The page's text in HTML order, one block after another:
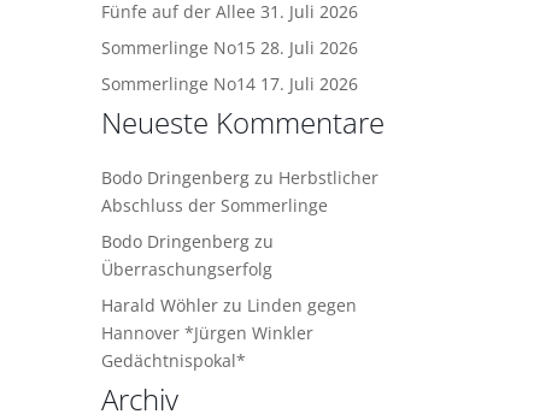
Fünfe auf der Allee 31. Juli 2026
Sommerlinge No15 28. Juli 2026
Sommerlinge No14 17. Juli 2026
Neueste Kommentare
Bodo Dringenberg zu Herbstlicher
Abschluss der Sommerlinge
Bodo Dringenberg zu
Überraschungserfolg
Harald Wöhler zu Linden gegen
Hannover *Jürgen Winkler
Gedächtnispokal*
Archiv